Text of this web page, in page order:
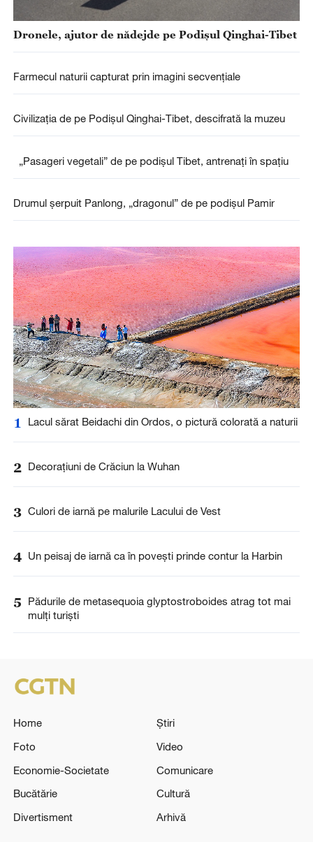
Dronele, ajutor de nădejde pe Podișul Qinghai-Tibet
Farmecul naturii capturat prin imagini secvențiale
Civilizația de pe Podișul Qinghai-Tibet, descifrată la muzeu
„Pasageri vegetali” de pe podișul Tibet, antrenați în spațiu
Drumul șerpuit Panlong, „dragonul” de pe podișul Pamir
1 Lacul sărat Beidachi din Ordos, o pictură colorată a naturii
2 Decorațiuni de Crăciun la Wuhan
3 Culori de iarnă pe malurile Lacului de Vest
4 Un peisaj de iarnă ca în povești prinde contur la Harbin
5
Pădurile de metasequoia glyptostroboides atrag tot mai
mulți turiști
Home
Știri
Foto
Video
Economie-Societate
Comunicare
Bucătărie
Cultură
Divertisment
Arhivă